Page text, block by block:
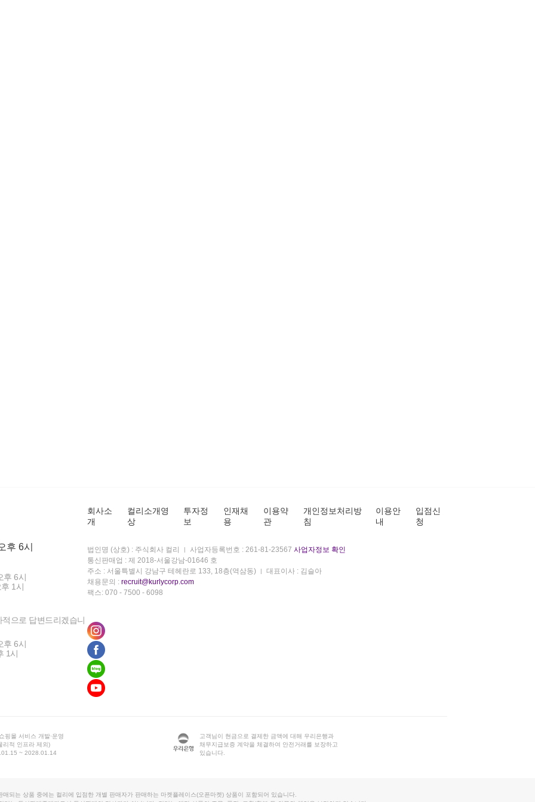
후 6시
후 6시
1시
으로 답변드리겠습니
후 6시
1시
회사소
개
컬리소개영
상
투자정
보
인재채
용
이용약
관
개인정보처리방
침
이용안
내
입점신
청
법인명 (상호) : 주식회사 컬리 사업자등록번호 : 261-81-23567 사업자정보 확인
통신판매업 : 제 2018-서울강남-01646 호
주소 : 서울특별시 강남구 테헤란로 133, 18층(역삼동)
대표이사 : 김슬아
채용문의 : recruit@kurlycorp.com
팩스: 070 - 7500 - 6098
핑몰 서비스 개발·운영
리적 인프라 제외)
~ 2028.01.14
고객님이 현금으로 결제한 금액에 대해 우리은행과
채무지급보증 계약을 체결하여 안전거래를 보장하고
있습니다.
매되는 상품 중에는 컬리에 입점한 개별 판매자가 판매하는 마켓플레이스(오픈마켓) 상품이 포함되어 있습니다.